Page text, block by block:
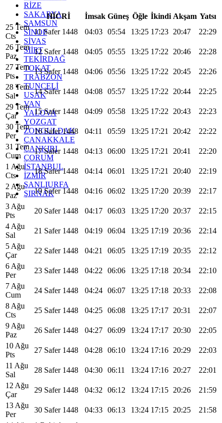
RİZE
SAKARYA
SAMSUN
SİNOP
SİVAS
SİİRT
TEKİRDAĞ
TOKAT
TRABZON
TUNCELİ
UŞAK
VAN
YALOVA
YOZGAT
ZONGULDAK
ÇANAKKALE
ÇANKIRI
ÇORUM
İSTANBUL
İZMİR
ŞANLIURFA
ŞIRNAK
HİCRİ İmsak Güneş Öğle İkindi Akşam Yatsı
25 Tem
Cts
11 Safer 1448 04:03 05:54 13:25 17:23 20:47
22:29
26 Tem
Paz
12 Safer 1448 04:05 05:55 13:25 17:22 20:46
22:28
27 Tem
Pts
13 Safer 1448 04:06 05:56 13:25 17:22 20:45
22:26
28 Tem
Sal
14 Safer 1448 04:08 05:57 13:25 17:22 20:44
22:25
29 Tem
Çar
15 Safer 1448 04:09 05:58 13:25 17:22 20:43
22:23
30 Tem
Per
16 Safer 1448 04:11 05:59 13:25 17:21 20:42
22:22
31 Tem
Cum
17 Safer 1448 04:13 06:00 13:25 17:21 20:41
22:20
1 Ağu
Cts
18 Safer 1448 04:14 06:01 13:25 17:21 20:40
22:19
2 Ağu
Paz
19 Safer 1448 04:16 06:02 13:25 17:20 20:39
22:17
3 Ağu
Pts
20 Safer 1448 04:17 06:03 13:25 17:20 20:37
22:15
4 Ağu
Sal
21 Safer 1448 04:19 06:04 13:25 17:19 20:36
22:14
5 Ağu
Çar
22 Safer 1448 04:21 06:05 13:25 17:19 20:35
22:12
6 Ağu
Per
23 Safer 1448 04:22 06:06 13:25 17:18 20:34
22:10
7 Ağu
Cum
24 Safer 1448 04:24 06:07 13:25 17:18 20:33
22:08
8 Ağu
Cts
25 Safer 1448 04:25 06:08 13:25 17:17 20:31
22:07
9 Ağu
Paz
26 Safer 1448 04:27 06:09 13:24 17:17 20:30
22:05
10 Ağu
Pts
27 Safer 1448 04:28 06:10 13:24 17:16 20:29
22:03
11 Ağu
Sal
28 Safer 1448 04:30 06:11 13:24 17:16 20:27
22:01
12 Ağu
Çar
29 Safer 1448 04:32 06:12 13:24 17:15 20:26
21:59
13 Ağu
Per
30 Safer 1448 04:33 06:13 13:24 17:15 20:25
21:58